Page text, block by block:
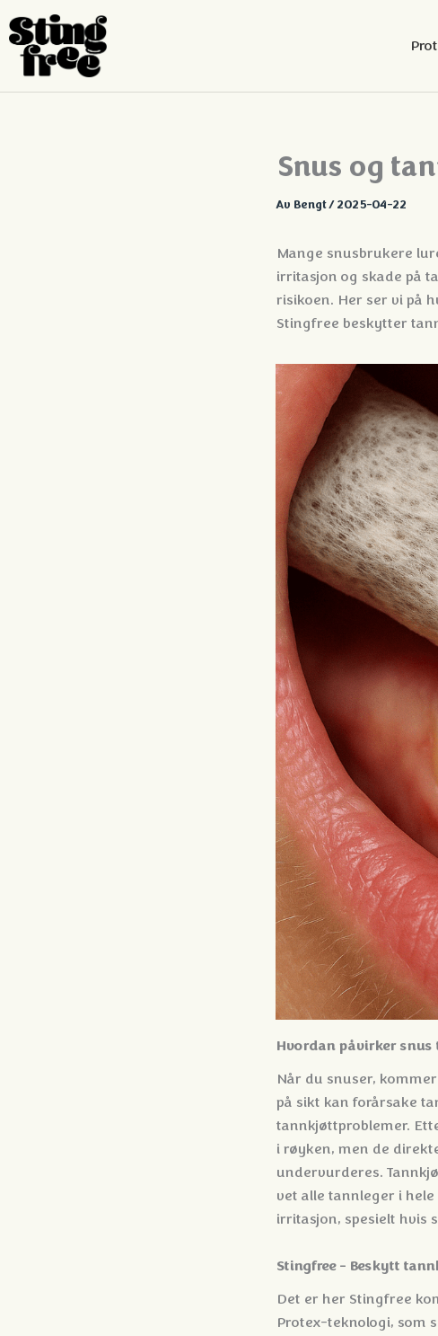
Snus og
Av Bengt/ 2025-04-22
Mange snusbrukere
irritasjon og skade på
risikoen. Her ser vi på
Stingfree beskytter
Hvordan påvirker
Når du snuser,
på sikt kan forårsake
tannkjøttproblemer.
i røyken, men de
undervurderes.
vet alle tannleger i
irritasjon, spesielt hvis
Stingfree - Beskytt
Det er her Stingfree
Protex-teknologi, som